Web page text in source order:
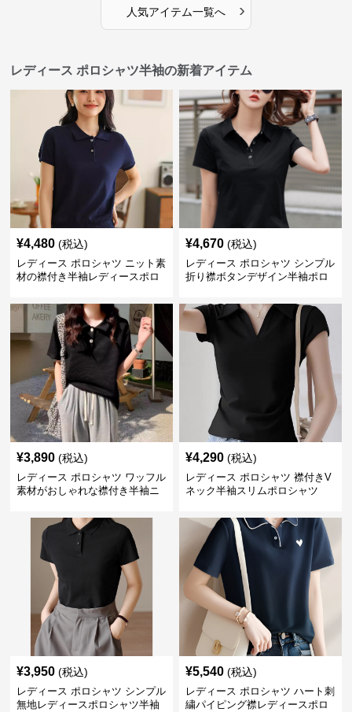
人気アイテム一覧へ ›
レディース ポロシャツ半袖の新着アイテム
¥4,480 (税込)
レディース ポロシャツ ニット素
材の襟付き半袖レディースポロ
¥4,670 (税込)
レディース ポロシャツ シンプル
折り襟ボタンデザイン半袖ポロ
¥3,890 (税込)
レディース ポロシャツ ワッフル
素材がおしゃれな襟付き半袖ニ
¥4,290 (税込)
レディース ポロシャツ 襟付きV
ネック半袖スリムポロシャツ
¥3,950 (税込)
レディース ポロシャツ シンプル
無地レディースポロシャツ半袖
¥5,540 (税込)
レディース ポロシャツ ハート刺
繍パイピング襟レディースポロ